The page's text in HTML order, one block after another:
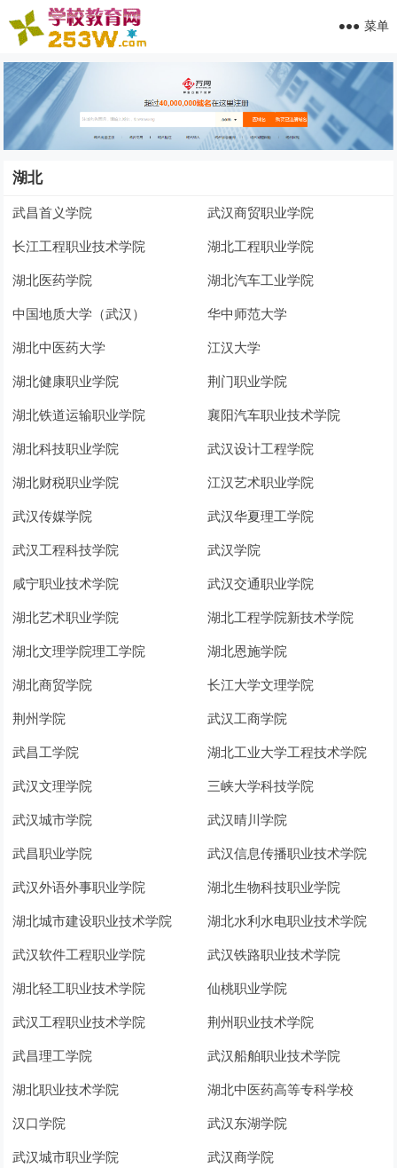
菜单
湖北
武昌首义学院 武汉商贸职业学院
长江工程职业技术学院 湖北工程职业学院
湖北医药学院 湖北汽车工业学院
中国地质大学（武汉） 华中师范大学
湖北中医药大学 江汉大学
湖北健康职业学院 荆门职业学院
湖北铁道运输职业学院 襄阳汽车职业技术学院
湖北科技职业学院 武汉设计工程学院
湖北财税职业学院 江汉艺术职业学院
武汉传媒学院 武汉华夏理工学院
武汉工程科技学院 武汉学院
咸宁职业技术学院 武汉交通职业学院
湖北艺术职业学院 湖北工程学院新技术学院
湖北文理学院理工学院 湖北恩施学院
湖北商贸学院 长江大学文理学院
荆州学院 武汉工商学院
武昌工学院 湖北工业大学工程技术学院
武汉文理学院 三峡大学科技学院
武汉城市学院 武汉晴川学院
武昌职业学院 武汉信息传播职业技术学院
武汉外语外事职业学院 湖北生物科技职业学院
湖北城市建设职业技术学院 湖北水利水电职业技术学院
武汉软件工程职业学院 武汉铁路职业技术学院
湖北轻工职业技术学院 仙桃职业学院
武汉工程职业技术学院 荆州职业技术学院
武昌理工学院 武汉船舶职业技术学院
湖北职业技术学院 湖北中医药高等专科学校
汉口学院 武汉东湖学院
武汉城市职业学院 武汉商学院